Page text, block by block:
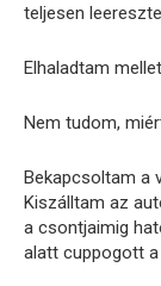
teljesen
Elhaladtam
Nem tudom,
Bekapcsoltam a
Kiszálltam az
a csontjaimig
alatt cuppogott a